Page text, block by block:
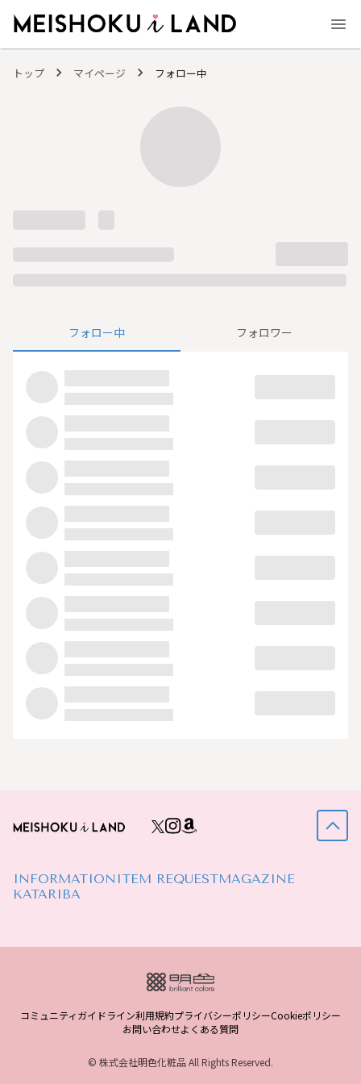
トップ マイページ フォロー中
フォロー中 フォロワー
INFORMATION ITEM REQUESTMAGAZINE
KATARIBA
コミュニティガイドライン利用規約プライバシーポリシーCookieポリシー
お問い合わせよくある質問
© 株式会社明色化粧品 All Rights Reserved.